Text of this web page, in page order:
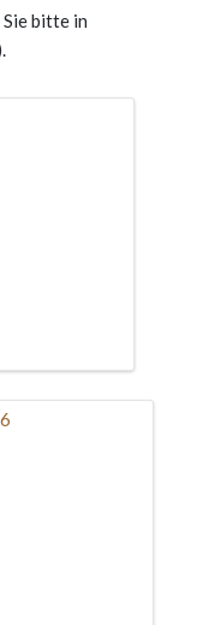
bitte in